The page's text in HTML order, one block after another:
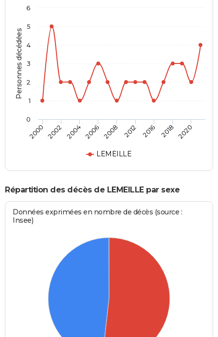
Personnes décédées
LEMEILLE
2000 2002 2004 2006 2008 2012 2016 2018 2020
0
1
2
3
4
5
6
Répartition des décès de LEMEILLE par sexe
Données exprimées en nombre de décès (source :
Insee)